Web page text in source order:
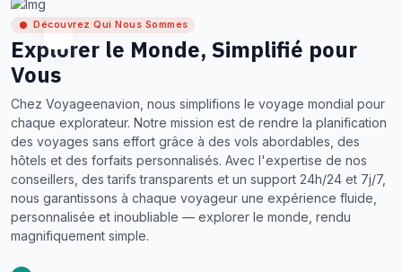
Découvrez Qui Nous Sommes
Explorer le Monde, Simplifié pour
Vous
Chez Voyageenavion, nous simplifions le voyage mondial pour
chaque explorateur. Notre mission est de rendre la planification
des voyages sans effort grâce à des vols abordables, des
hôtels et des forfaits personnalisés. Avec l'expertise de nos
conseillers, des tarifs transparents et un support 24h/24 et 7j/7,
nous garantissons à chaque voyageur une expérience fluide,
personnalisée et inoubliable — explorer le monde, rendu
magnifiquement simple.